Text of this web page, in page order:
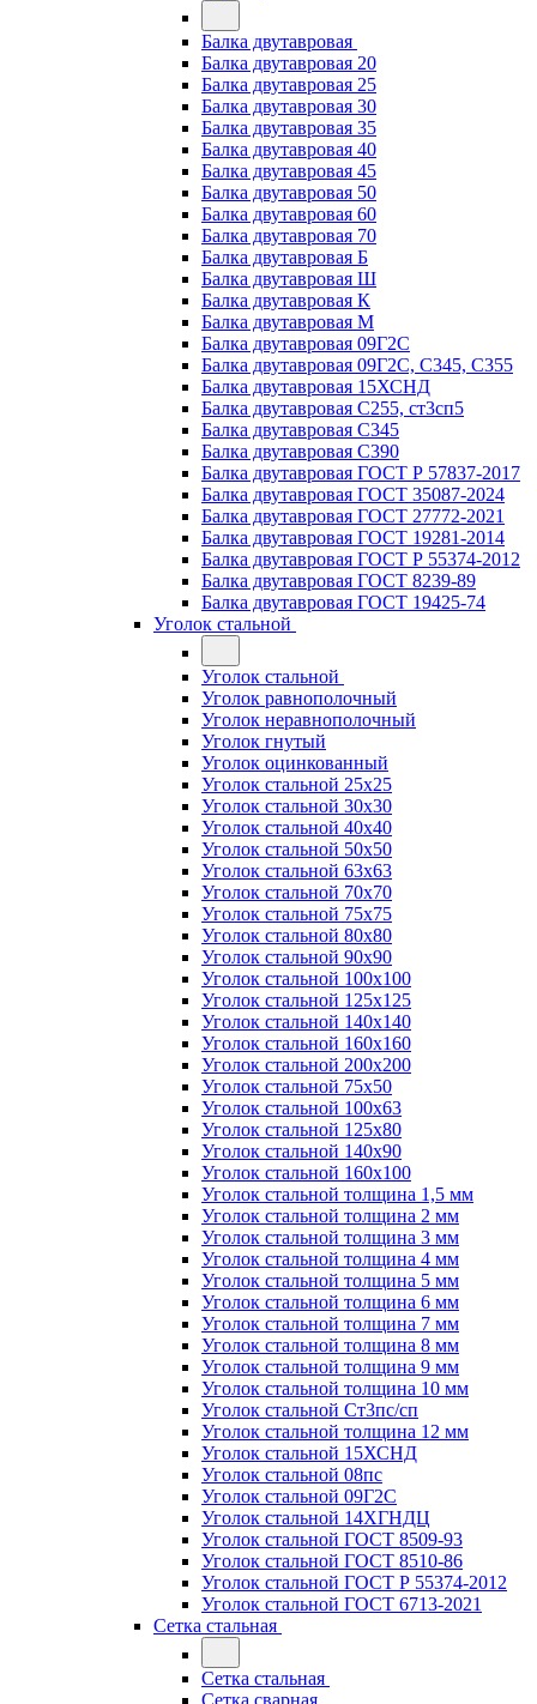
Балка двутавровая
Балка двутавровая 20
Балка двутавровая 25
Балка двутавровая 30
Балка двутавровая 35
Балка двутавровая 40
Балка двутавровая 45
Балка двутавровая 50
Балка двутавровая 60
Балка двутавровая 70
Балка двутавровая Б
Балка двутавровая Ш
Балка двутавровая К
Балка двутавровая М
Балка двутавровая 09Г2С
Балка двутавровая 09Г2С, С345, С355
Балка двутавровая 15ХСНД
Балка двутавровая С255, ст3сп5
Балка двутавровая С345
Балка двутавровая С390
Балка двутавровая ГОСТ Р 57837-2017
Балка двутавровая ГОСТ 35087-2024
Балка двутавровая ГОСТ 27772-2021
Балка двутавровая ГОСТ 19281-2014
Балка двутавровая ГОСТ Р 55374-2012
Балка двутавровая ГОСТ 8239-89
Балка двутавровая ГОСТ 19425-74
Уголок стальной
Уголок стальной
Уголок равнополочный
Уголок неравнополочный
Уголок гнутый
Уголок оцинкованный
Уголок стальной 25х25
Уголок стальной 30х30
Уголок стальной 40х40
Уголок стальной 50х50
Уголок стальной 63х63
Уголок стальной 70х70
Уголок стальной 75х75
Уголок стальной 80х80
Уголок стальной 90х90
Уголок стальной 100х100
Уголок стальной 125х125
Уголок стальной 140х140
Уголок стальной 160х160
Уголок стальной 200х200
Уголок стальной 75х50
Уголок стальной 100х63
Уголок стальной 125х80
Уголок стальной 140х90
Уголок стальной 160х100
Уголок стальной толщина 1,5 мм
Уголок стальной толщина 2 мм
Уголок стальной толщина 3 мм
Уголок стальной толщина 4 мм
Уголок стальной толщина 5 мм
Уголок стальной толщина 6 мм
Уголок стальной толщина 7 мм
Уголок стальной толщина 8 мм
Уголок стальной толщина 9 мм
Уголок стальной толщина 10 мм
Уголок стальной Ст3пс/сп
Уголок стальной толщина 12 мм
Уголок стальной 15ХСНД
Уголок стальной 08пс
Уголок стальной 09Г2С
Уголок стальной 14ХГНДЦ
Уголок стальной ГОСТ 8509-93
Уголок стальной ГОСТ 8510-86
Уголок стальной ГОСТ Р 55374-2012
Уголок стальной ГОСТ 6713-2021
Сетка стальная
Сетка стальная
Сетка сварная